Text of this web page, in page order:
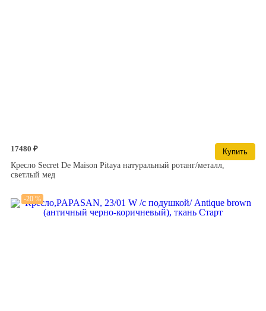
17480 ₽
Купить
Кресло Secret De Maison Pitaya натуральный ротанг/металл,
светлый мед
-20 %